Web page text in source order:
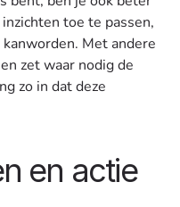
toe te passen,
Met andere
zet waar nodig de
zo in dat deze
en actie